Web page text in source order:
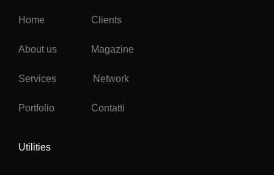
Home Clients
About us Magazine
Services Network
Portfolio Contatti
Utilities